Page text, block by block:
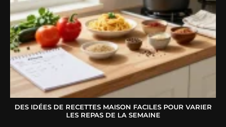
DES IDÉES DE RECETTES MAISON FACILES POUR VARIER
LES REPAS DE LA SEMAINE